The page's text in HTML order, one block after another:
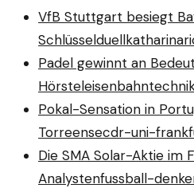
VfB Stuttgart besiegt
Schlüsselduell
Padel gewinnt an
Hörstel
Pokal-Sensation in
Torreensecdr-uni-
Die SMA Solar-Aktie im
Analystenfussball-